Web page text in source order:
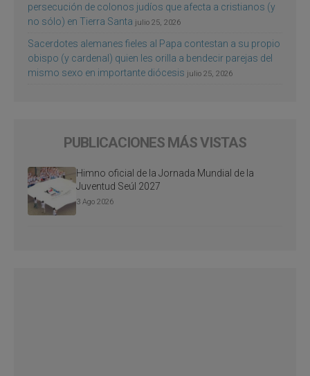
persecución de colonos judíos que afecta a cristianos (y
no sólo) en Tierra Santa julio 25, 2026
Sacerdotes alemanes fieles al Papa contestan a su propio
obispo (y cardenal) quien les orilla a bendecir parejas del
mismo sexo en importante diócesis julio 25, 2026
PUBLICACIONES MÁS VISTAS
Himno oficial de la Jornada Mundial de la
Juventud Seúl 2027
3 Ago 2026